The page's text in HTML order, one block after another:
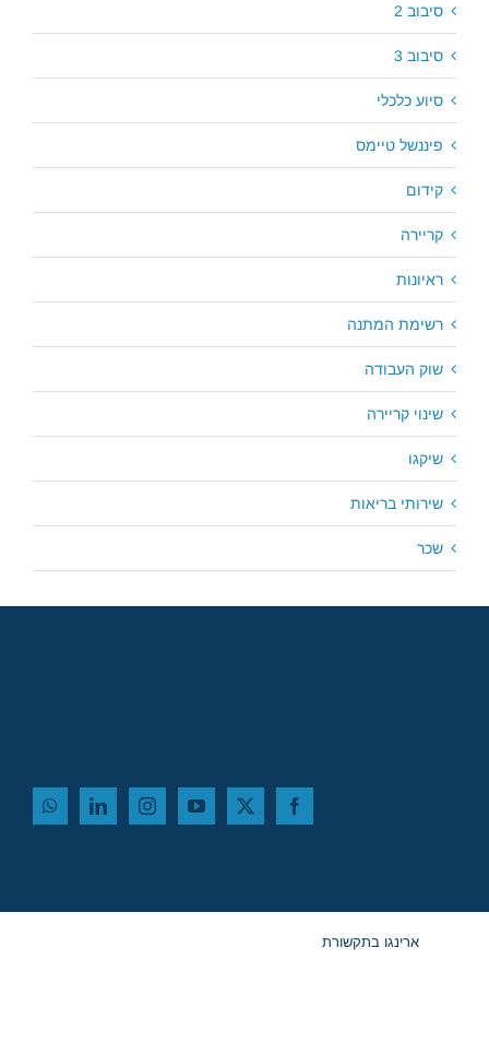
סיבוב 2
סיבוב 3
סיוע כלכלי
פיננשל טיימס
קידום
קריירה
ראיונות
רשימת המתנה
שוק העבודה
שינוי קריירה
שיקגו
שירותי בריאות
שכר
ארינגו בתקשורת